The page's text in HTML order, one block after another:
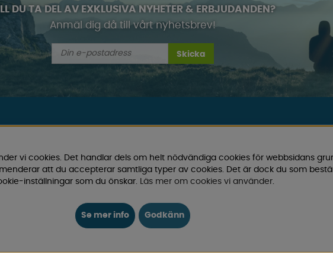
DU TA DEL AV EXKLUSIVA NYHETER & ERBJUDANDEN?
Anmäl dig då till vårt nyhetsbrev!
Skicka
AMBASSADÖRER
BUTIK
ELMIA HUSVAGN HUSBIL
husvagn, husbil och van!
inom camping och fritid.
priser – både online
exklusiva erbjudanden.
vi cookies. Det handlar dels om helt nödvändiga cookies för webbsidans
att du accepterar samtliga typer av cookies. Det är dock du som
inställningar som du önskar. Läs mer om cookies vi använder.
Se mer info Godkänn